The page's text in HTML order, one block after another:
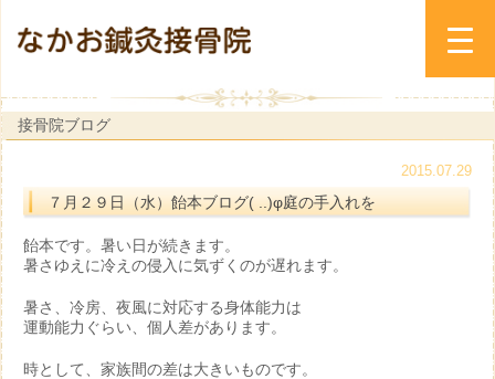
接骨院ブログ
2015.07.29
７月２９日（水）飴本ブログ( ..)φ庭の手入れを
飴本です。暑い日が続きます。
暑さゆえに冷えの侵入に気ずくのが遅れます。
暑さ、冷房、夜風に対応する身体能力は
運動能力ぐらい、個人差があります。
時として、家族間の差は大きいものです。